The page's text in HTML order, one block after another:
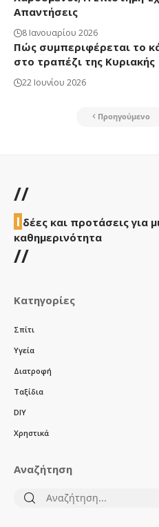
Απαντήσεις
8 Ιανουαρίου 2026
Πώς συμπεριφέρεται το
στο τραπέζι της Κυριακής
22 Ιουνίου 2026
Προηγούμενο
//
Ι δέες και προτάσεις για
καθημερινότητα
//
Κατηγορίες
Σπίτι
Υγεία
Διατροφή
Ταξίδια
DIY
Χρηστικά
Αναζήτηση
Αναζήτηση